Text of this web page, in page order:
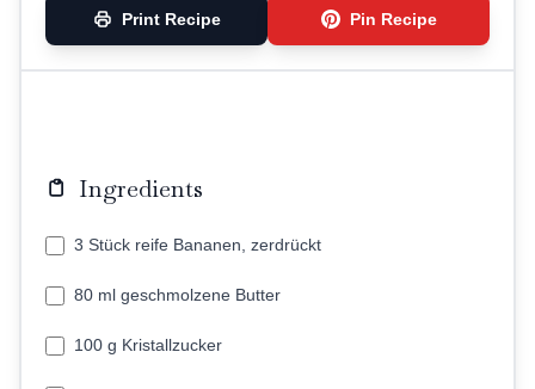
Print Recipe Pin Recipe
Ingredients
3 Stück reife Bananen, zerdrückt
80 ml geschmolzene Butter
100 g Kristallzucker